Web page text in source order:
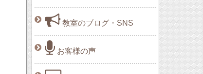
教室のブログ・SNS
お客様の声